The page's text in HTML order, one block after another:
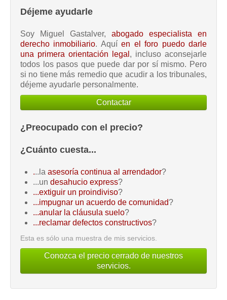
Déjeme ayudarle
Soy Miguel Gastalver, abogado especialista en
derecho inmobiliario. Aquíen el foro puedo darle
una primera orientación legal , incluso aconsejarle
todos los pasos que puede dar por sí mismo. Pero
si no tiene más remedio que acudir a los tribunales,
déjeme ayudarle personalmente.
Contactar
¿Preocupado con el precio?
¿Cuánto cuesta...
...la asesoría continua al arrendador?
...un desahucio express?
...extiguir un proindiviso?
...impugnar un acuerdo de comunidad?
...anular la cláusula suelo?
...reclamar defectos constructivos?
Esta es sólo una muestra de mis servicios.
Conozca el precio cerrado de nuestros
servicios.